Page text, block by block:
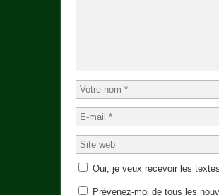
Oui, je veux recevoir les
Prévenez-moi de tous les